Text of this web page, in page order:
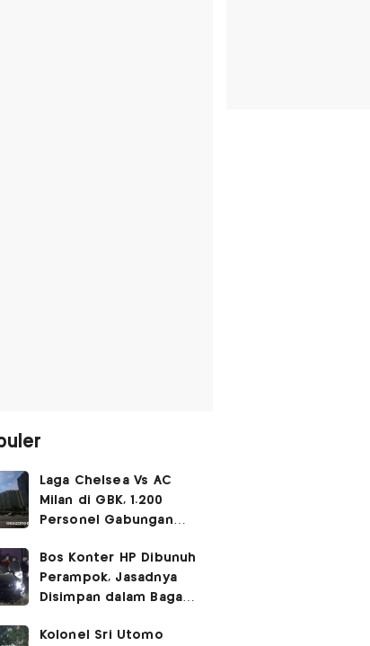
Laga Chelsea Vs AC
Milan di GBK, 1.200
Personel Gabungan
Bos Konter HP Dibunuh
Perampok, Jasadnya
Disimpan dalam Bagasi
Kolonel Sri Utomo